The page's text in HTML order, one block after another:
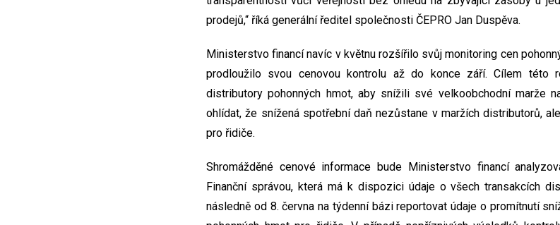
prodejů,“ říká generální ředitel společnosti ČEPRO Jan Duspěva.
Ministerstvo financí navíc v květnu rozšířilo svůj monitoring cen
prodloužilo svou cenovou kontrolu až do konce září. Cílem této
distributory pohonných hmot, aby snížili své velkoobchodní marže
ohlídat, že snížená spotřební daň nezůstane v maržích distributorů,
pro řidiče.
Shromážděné cenové informace bude Ministerstvo financí
Finanční správou, která má k dispozici údaje o všech transakcích
následně od 8. června na týdenní bázi reportovat údaje o promítnutí